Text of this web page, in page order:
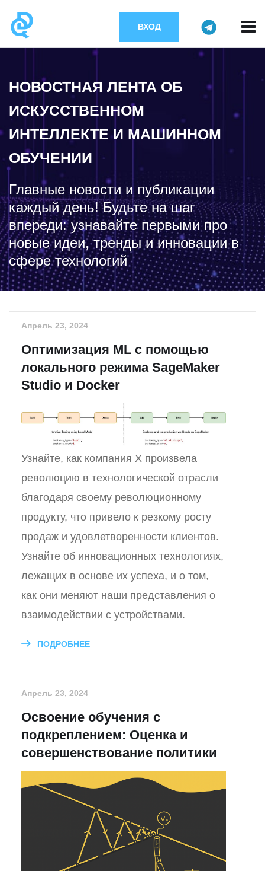
ВХОД
НОВОСТНАЯ ЛЕНТА ОБ
ИСКУССТВЕННОМ
ИНТЕЛЛЕКТЕ И МАШИННОМ
ОБУЧЕНИИ
Главные новости и публикации
каждый день! Будьте на шаг
впереди: узнавайте первыми про
новые идеи, тренды и инновации в
сфере технологий
Апрель 23, 2024
Оптимизация ML с помощью
локального режима SageMaker
Studio и Docker
Узнайте, как компания X произвела
революцию в технологической отрасли
благодаря своему революционному
продукту, что привело к резкому росту
продаж и удовлетворенности клиентов.
Узнайте об инновационных технологиях,
лежащих в основе их успеха, и о том,
как они меняют наши представления о
взаимодействии с устройствами.
ПОДРОБНЕЕ
Апрель 23, 2024
Освоение обучения с
подкреплением: Оценка и
совершенствование политики